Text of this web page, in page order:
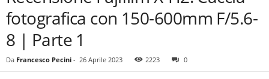
fotografica con 150-600mm F/5.6-
8 | Parte 1
Da Francesco Pecini - 26 Aprile 2023 2223 0